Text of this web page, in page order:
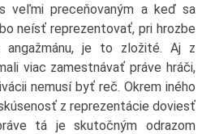
veľmi preceňovaným a keď sa
neísť reprezentovať, pri hrozbe
angažmánu, je to zložité. Aj z
viac zamestnávať práve hráči,
nemusí byť reč. Okrem iného
z reprezentácie doviesť
tá je skutočným odrazom